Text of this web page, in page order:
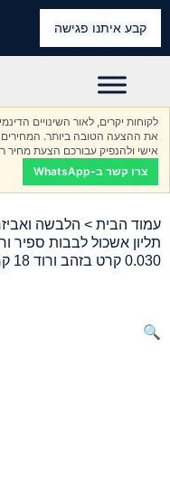
קבע איתנו פגישה
לקוחות יקרים, לאור השינויים
את ההצעה הטובה ביותר.
אישי ולהנפיק עבורכם הצעת מחיר
צרו קשר ב-WhatsApp
עמוד הבית > הלבשה
0.030 קרט בזהב ורוד 18 קרט (חדש)
🔍